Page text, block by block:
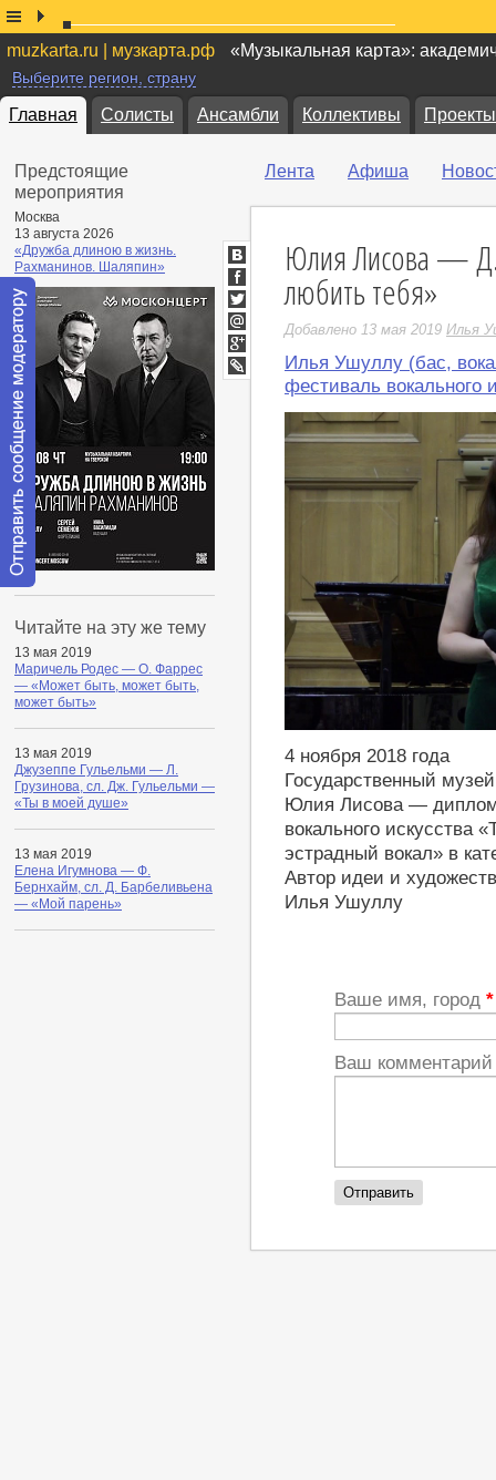
muzkarta.ru | музкарта.рф «Музыкальная карта»:
Выберите регион, страну
Главная Солисты Ансамбли Коллективы Проекты
Предстоящие
мероприятия
Москва
13 августа 2026
«Дружба длиною в жизнь.
Рахманинов. Шаляпин»
Читайте на эту же тему
13 мая 2019
Маричель Родес — О. Фаррес
— «Может быть, может быть,
может быть»
13 мая 2019
Джузеппе Гульельми — Л.
Грузинова, сл. Дж. Гульельми —
«Ты в моей душе»
13 мая 2019
Елена Игумнова — Ф.
Бернхайм, сл. Д. Барбеливьена
— «Мой парень»
Лента Афиша
Юлия Лисова —
любить тебя»
Добавлено 13 мая 2019 Илья
Илья Ушуллу (бас,
фестиваль вокального
4 ноября 2018 года
Государственный
Юлия Лисова —
вокального искусства
эстрадный вокал» в
Автор идеи и
Илья Ушуллу
ВКонтакте
Facebook
Twitter
Мой
Мир
Google+
LiveJournal
Ваше имя, город *
Ваш
Отправить
модератору